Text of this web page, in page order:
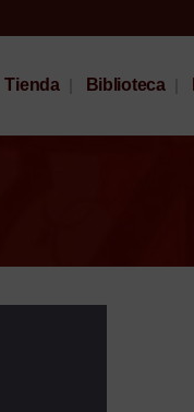
Tienda Biblioteca